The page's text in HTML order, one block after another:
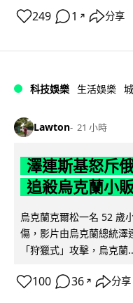
249 1 ↗ 分享
科技娛樂 生活娛樂
Lawton 21 小時
澤連斯基怒斥
追殺烏克蘭小
烏克蘭克爾松一名 52 歲
傷，影片由烏克蘭總統澤
「狩獵式」攻擊，烏克蘭
100 36 ↗ 分享